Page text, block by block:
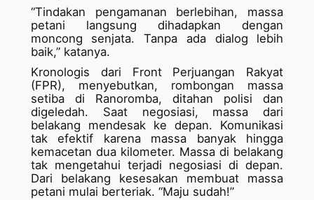
“Tindakan pengamanan berlebihan, massa
petani langsung dihadapkan dengan
moncong senjata. Tanpa ada dialog lebih
baik,” katanya.
Kronologis dari Front Perjuangan Rakyat
(FPR), menyebutkan, rombongan massa
setiba di Ranoromba, ditahan polisi dan
digeledah. Saat negosiasi, massa dari
belakang mendesak ke depan. Komunikasi
tak efektif karena massa banyak hingga
kemacetan dua kilometer. Massa di belakang
tak mengetahui terjadi negosiasi di depan.
Dari belakang kesesakan membuat massa
petani mulai berteriak. “Maju sudah!”